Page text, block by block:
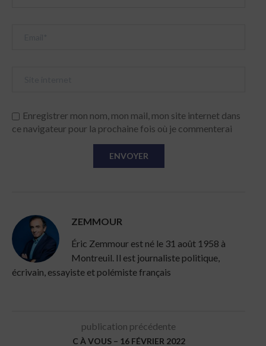
Enregistrer mon nom, mon mail, mon site internet dans
ce navigateur pour la prochaine fois où je commenterai
ZEMMOUR
Éric Zemmour est né le 31 août 1958 à
Montreuil. Il est journaliste politique,
écrivain, essayiste et polémiste français
publication précédente
C À VOUS – 16 FÉVRIER 2022